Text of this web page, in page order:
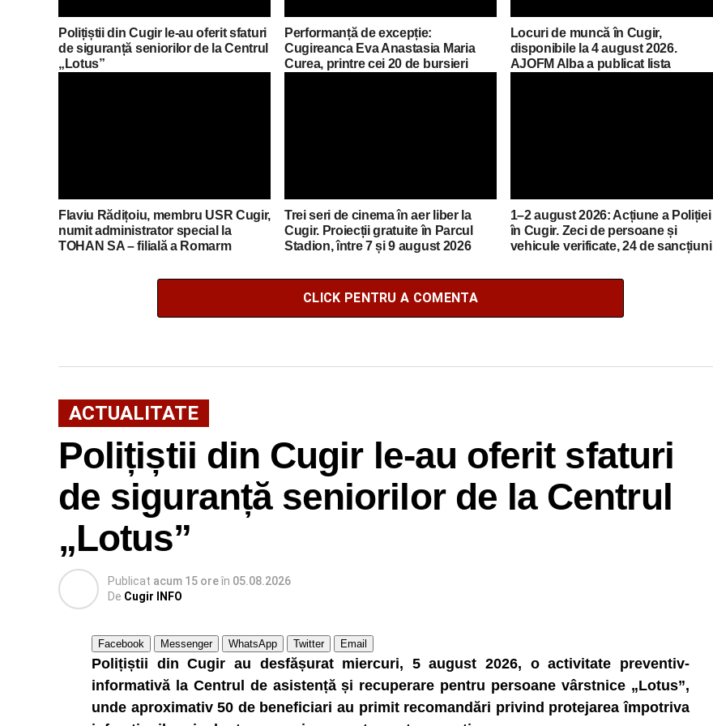
Polițiștii din Cugir le-au oferit sfaturi
de siguranță seniorilor de la Centrul
„Lotus”
Performanță de excepție:
Cugireanca Eva Anastasia Maria
Curea, printre cei 20 de bursieri
Locuri de muncă în Cugir,
disponibile la 4 august 2026.
AJOFM Alba a publicat lista
Flaviu Rădițoiu, membru USR Cugir,
numit administrator special la
TOHAN SA – filială a Romarm
Trei seri de cinema în aer liber la
Cugir. Proiecții gratuite în Parcul
Stadion, între 7 și 9 august 2026
1–2 august 2026: Acțiune a Poliției
în Cugir. Zeci de persoane și
vehicule verificate, 24 de sancțiuni
CLICK PENTRU A COMENTA
ACTUALITATE
Polițiștii din Cugir le-au oferit sfaturi
de siguranță seniorilor de la Centrul
„Lotus”
Publicat acum 15 oreîn 05.08.2026
De Cugir INFO
Facebook Messenger WhatsApp Twitter Email
Polițiștii din Cugir au desfășurat miercuri, 5 august 2026, o activitate preventiv-
informativă la Centrul de asistență și recuperare pentru persoane vârstnice „Lotus”,
unde aproximativ 50 de beneficiari au primit recomandări privind protejarea împotriva